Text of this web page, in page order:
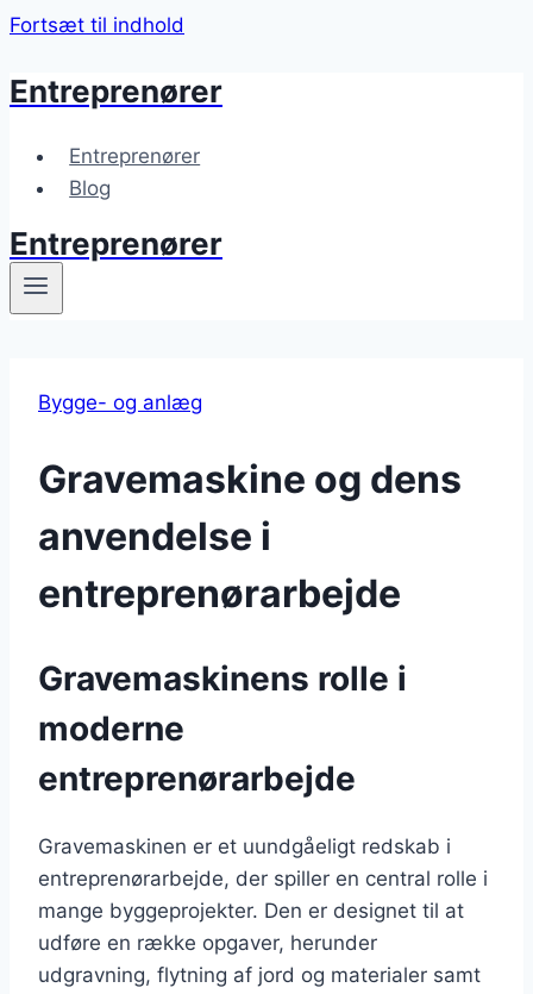
Fortsæt til indhold
Entreprenører
Entreprenører
Blog
Entreprenører
Bygge- og anlæg
Gravemaskine og dens
anvendelse i
entreprenørarbejde
Gravemaskinens rolle i
moderne
entreprenørarbejde
Gravemaskinen er et uundgåeligt redskab i
entreprenørarbejde, der spiller en central rolle i
mange byggeprojekter. Den er designet til at
udføre en række opgaver, herunder
udgravning, flytning af jord og materialer samt